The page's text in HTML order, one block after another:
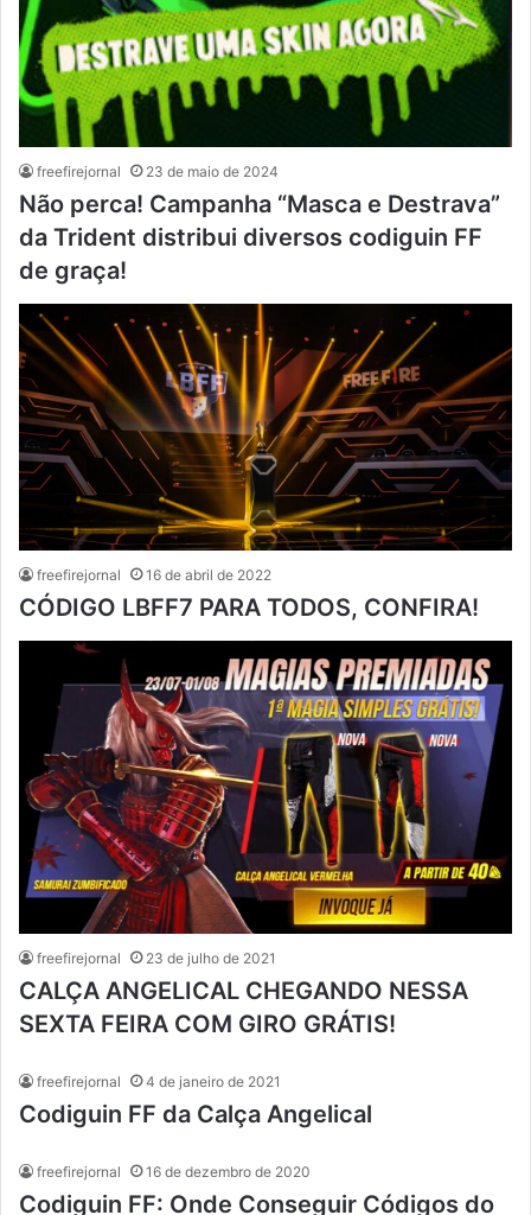
freefirejornal 23 de maio de 2024
Não perca! Campanha “Masca e Destrava”
da Trident distribui diversos codiguin FF
de graça!
freefirejornal 16 de abril de 2022
CÓDIGO LBFF7 PARA TODOS, CONFIRA!
freefirejornal 23 de julho de 2021
CALÇA ANGELICAL CHEGANDO NESSA
SEXTA FEIRA COM GIRO GRÁTIS!
freefirejornal 4 de janeiro de 2021
Codiguin FF da Calça Angelical
freefirejornal 16 de dezembro de 2020
Codiguin FF: Onde Conseguir Códigos do